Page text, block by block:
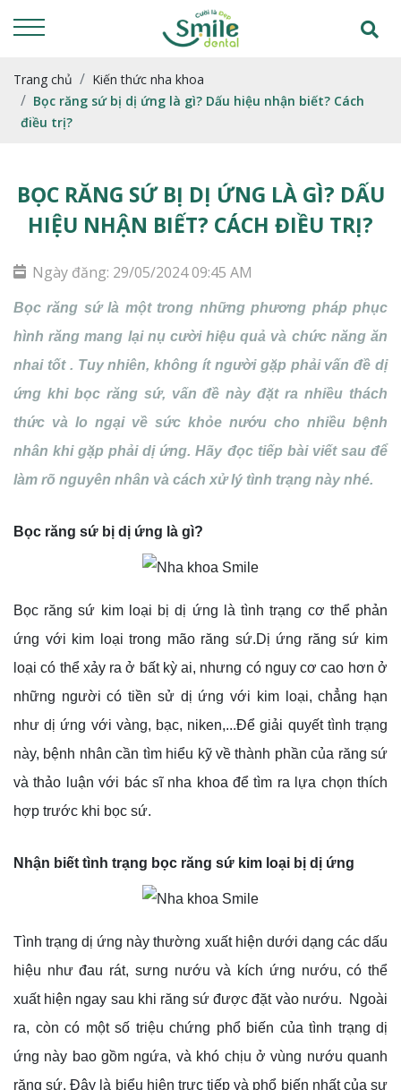
Trang chủ
Kiến thức nha khoa
Bọc răng sứ bị dị ứng là gì? Dấu hiệu nhận biết? Cách
điều trị?
BỌC RĂNG SỨ BỊ DỊ ỨNG LÀ GÌ? DẤU
HIỆU NHẬN BIẾT? CÁCH ĐIỀU TRỊ?
Ngày đăng: 29/05/2024 09:45 AM
Bọc răng sứ là một trong những phương pháp phục
hình răng mang lại nụ cười hiệu quả và chức năng ăn
nhai tốt . Tuy nhiên, không ít người gặp phải vấn đề dị
ứng khi bọc răng sứ, vấn đề này đặt ra nhiều thách
thức và lo ngại về sức khỏe nướu cho nhiều bệnh
nhân khi gặp phải dị ứng. Hãy đọc tiếp bài viết sau để
làm rõ nguyên nhân và cách xử lý tình trạng này nhé.
Bọc răng sứ bị dị ứng là gì?
Bọc răng sứ kim loại bị dị ứng là tình trạng cơ thể phản
ứng với kim loại trong mão răng sứ.Dị ứng răng sứ kim
loại có thể xảy ra ở bất kỳ ai, nhưng có nguy cơ cao hơn ở
những người có tiền sử dị ứng với kim loại, chẳng hạn
như dị ứng với vàng, bạc, niken,...Để giải quyết tình trạng
này, bệnh nhân cần tìm hiểu kỹ về thành phần của răng sứ
và thảo luận với bác sĩ nha khoa để tìm ra lựa chọn thích
hợp trước khi bọc sứ.
Nhận biết tình trạng bọc răng sứ kim loại bị dị ứng
Tình trạng dị ứng này thường xuất hiện dưới dạng các dấu
hiệu như đau rát, sưng nướu và kích ứng nướu, có thể
xuất hiện ngay sau khi răng sứ được đặt vào nướu. Ngoài
ra, còn có một số triệu chứng phổ biến của tình trạng dị
ứng này bao gồm ngứa, và khó chịu ở vùng nướu quanh
răng sứ. Đây là biểu hiện trực tiếp và phổ biến nhất của sự